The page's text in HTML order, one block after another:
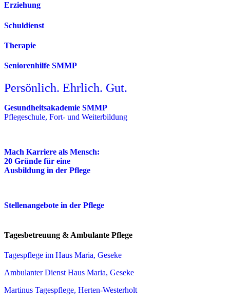
Erziehung
Schuldienst
Therapie
Seniorenhilfe SMMP
Persönlich. Ehrlich. Gut.
Gesundheitsakademie SMMP
Pflegeschule, Fort- und Weiterbildung
Mach Karriere als Mensch:
20 Gründe für eine
Ausbildung in der Pflege
Stellenangebote in der Pflege
Tagesbetreuung & Ambulante Pflege
Tagespflege im Haus Maria, Geseke
Ambulanter Dienst Haus Maria, Geseke
Martinus Tagespflege, Herten-Westerholt